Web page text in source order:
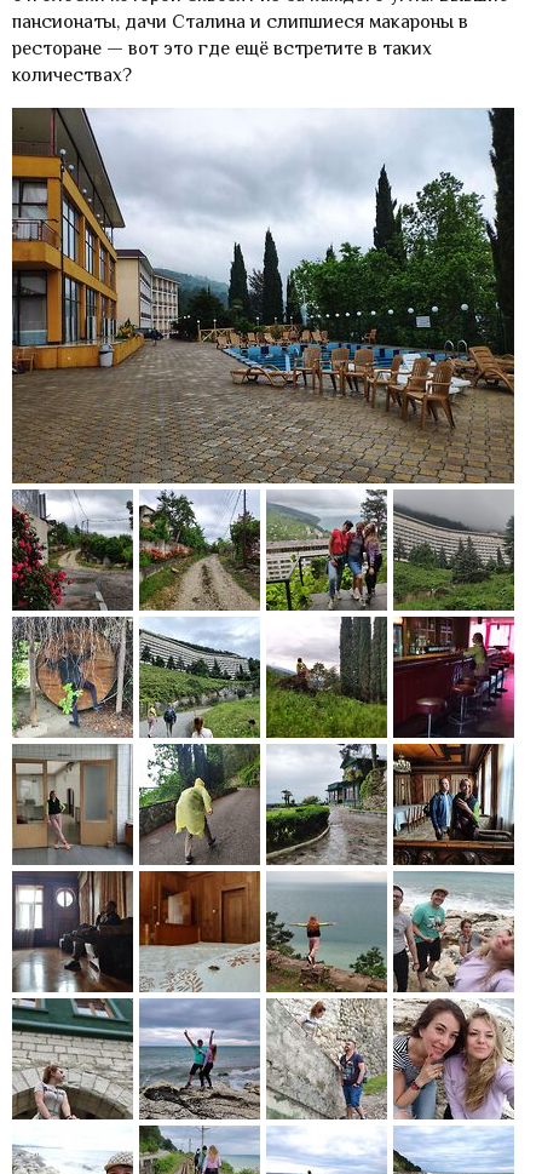
пансионаты, дачи Сталина и слипшиеся макароны в
ресторане — вот это где ещё встретите в таких
количествах?